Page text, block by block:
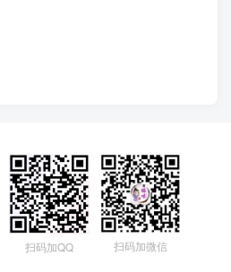
扫码加QQ 扫码加微信